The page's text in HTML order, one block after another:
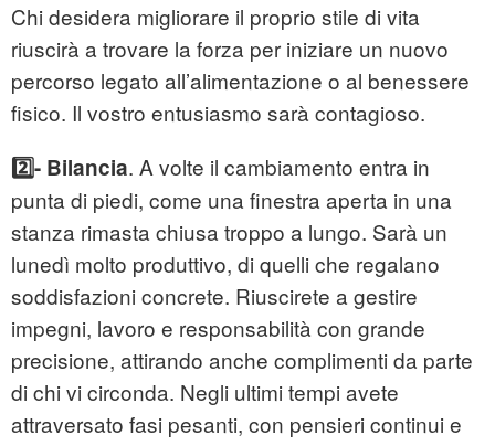
Chi desidera migliorare il proprio stile di vita
riuscirà a trovare la forza per iniziare un nuovo
percorso legato all’alimentazione o al benessere
fisico. Il vostro entusiasmo sarà contagioso.
2️⃣- Bilancia. A volte il cambiamento entra in
punta di piedi, come una finestra aperta in una
stanza rimasta chiusa troppo a lungo. Sarà un
lunedì molto produttivo, di quelli che regalano
soddisfazioni concrete. Riuscirete a gestire
impegni, lavoro e responsabilità con grande
precisione, attirando anche complimenti da parte
di chi vi circonda. Negli ultimi tempi avete
attraversato fasi pesanti, con pensieri continui e